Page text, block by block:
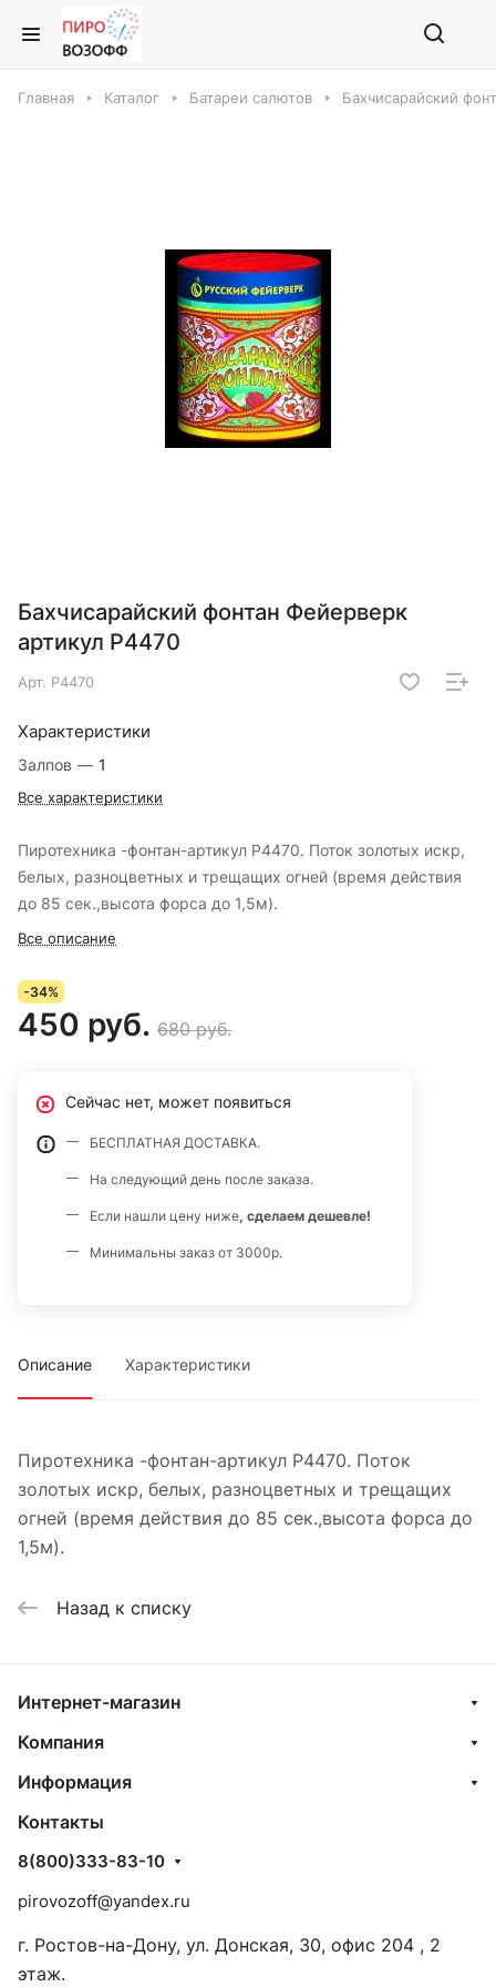
Главная Каталог Батареи салютов Бахчисарайский
Бахчисарайский фонтан Фейерверк
артикул Р4470
Арт. Р4470
Характеристики
Залпов — 1
Все характеристики
Пиротехника -фонтан-артикул Р4470. Поток золотых искр,
белых, разноцветных и трещащих огней (время действия
до 85 сек.,высота форса до 1,5м).
Все описание
-34%
450 руб. 680 руб.
Сейчас нет, может появиться
БЕСПЛАТНАЯ ДОСТАВКА.
На следующий день после заказа.
Если нашли цену ниже, сделаем дешевле!
Минимальны заказ от 3000р.
Описание Характеристики
Пиротехника -фонтан-артикул Р4470. Поток
золотых искр, белых, разноцветных и трещащих
огней (время действия до 85 сек.,высота форса до
1,5м).
Назад к списку
Интернет-магазин
Компания
Информация
Контакты
8(800)333-83-10
pirovozoff@yandex.ru
г. Ростов-на-Дону, ул. Донская, 30, офис 204 , 2
этаж.